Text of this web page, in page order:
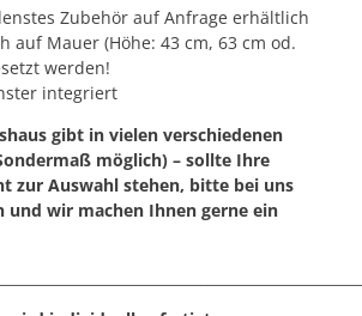
Zubehör auf Anfrage erhältlich
auf Mauer (Höhe: 43 cm, 63 cm od.
werden!
integriert
gibt in vielen verschiedenen
möglich) – sollte Ihre
zur Auswahl stehen, bitte bei uns
und wir machen Ihnen gerne ein